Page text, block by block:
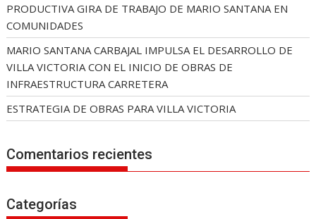
PRODUCTIVA GIRA DE TRABAJO DE MARIO SANTANA EN
COMUNIDADES
MARIO SANTANA CARBAJAL IMPULSA EL DESARROLLO DE
VILLA VICTORIA CON EL INICIO DE OBRAS DE
INFRAESTRUCTURA CARRETERA
ESTRATEGIA DE OBRAS PARA VILLA VICTORIA
Comentarios recientes
Categorías